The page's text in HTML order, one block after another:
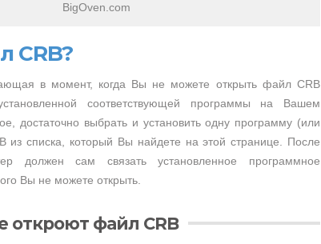
BigOven.com
CRB?
в момент, когда Вы не можете открыть файл CRB
соответствующей программы на Вашем
достаточно выбрать и установить одну программу (или
из списка, который Вы найдете на этой странице. После
должен сам связать установленное программное
Вы не можете открыть.
откроют файл CRB